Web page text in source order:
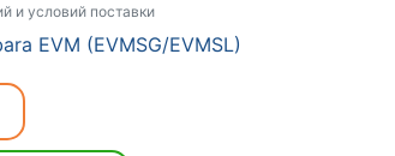
и условий поставки
EVM (EVMSG/EVMSL)